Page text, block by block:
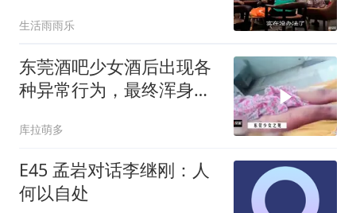
生活雨雨乐
东莞酒吧少女酒后出现各
种异常行为，最终浑身淤
库拉萌多
E45 孟岩对话李继刚：人
何以自处